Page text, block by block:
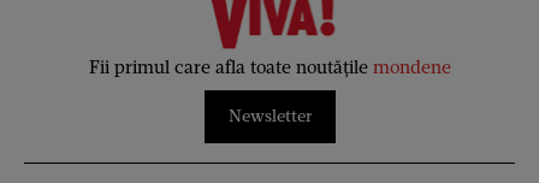
Fii primul care afla toate noutățile mondene
Newsletter